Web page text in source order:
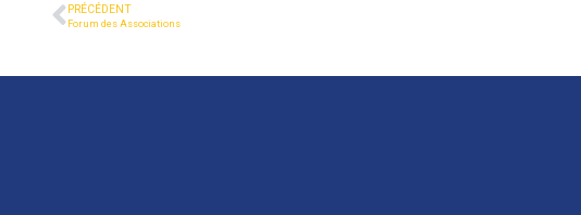
PRÉCÉDENT
Forum des Associations